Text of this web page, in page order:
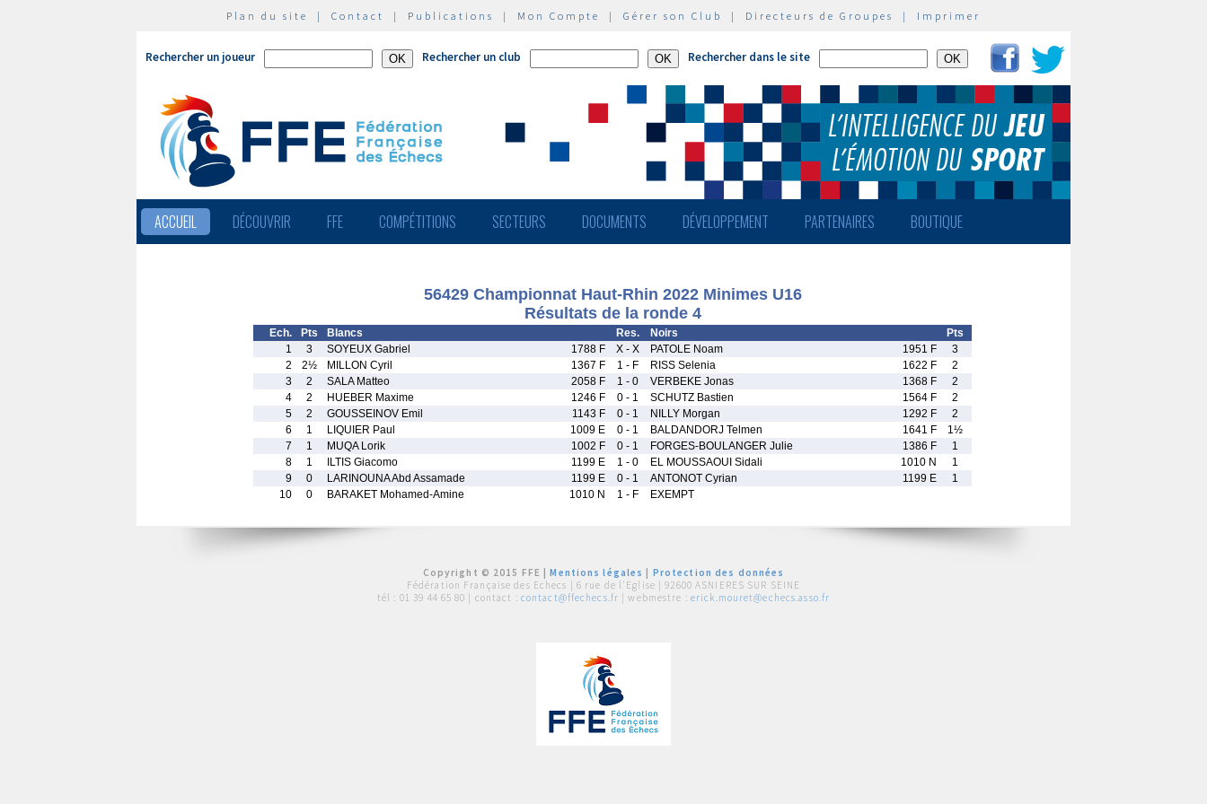
Plan du site | Contact | Publications | Mon Compte | Gérer son Club | Directeurs de Groupes | Imprimer
Rechercher un joueur Rechercher un club Rechercher dans le site
ACCUEIL DÉCOUVRIR FFE COMPÉTITIONS SECTEURS DOCUMENTS DÉVELOPPEMENT PARTENAIRES BOUTIQUE
56429 Championnat Haut-Rhin 2022 Minimes U16
Résultats de la ronde 4
Ech. Pts Blancs Res. Noirs
Pts
1
3 SOYEUX Gabriel 1788 F X - X PATOLE Noam 1951 F
3
2
2½ MILLON Cyril 1367 F 1 - F RISS Selenia 1622 F
2
3
2 SALA Matteo 2058 F 1 - 0 VERBEKE Jonas 1368 F
2
4
2 HUEBER Maxime 1246 F 0 - 1 SCHUTZ Bastien 1564 F
2
5
2 GOUSSEINOV Emil 1143 F 0 - 1 NILLY Morgan 1292 F
2
6
1 LIQUIER Paul 1009 E 0 - 1 BALDANDORJ Telmen 1641 F
1½
7
1 MUQA Lorik 1002 F 0 - 1 FORGES-BOULANGER Julie 1386 F
1
8
1 ILTIS Giacomo 1199 E 1 - 0 EL MOUSSAOUI Sidali 1010 N
1
9
0 LARINOUNA Abd Assamade 1199 E 0 - 1 ANTONOT Cyrian 1199 E
1
10
0 BARAKET Mohamed-Amine 1010 N 1 - F EXEMPT
Copyright © 2015 FFE |Mentions légales
Protection des données
Fédération Française des Echecs | 6 rue de l'Eglise | 92600 ASNIERES SUR SEINE
tél : 01 39 44 65 80 | contact : contact@ffechecs.fr | webmestre : erick.mouret@echecs.asso.fr